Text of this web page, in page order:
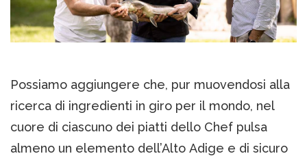
Possiamo aggiungere che, pur muovendosi alla
ricerca di ingredienti in giro per il mondo, nel
cuore di ciascuno dei piatti dello Chef pulsa
almeno un elemento dell’Alto Adige e di sicuro